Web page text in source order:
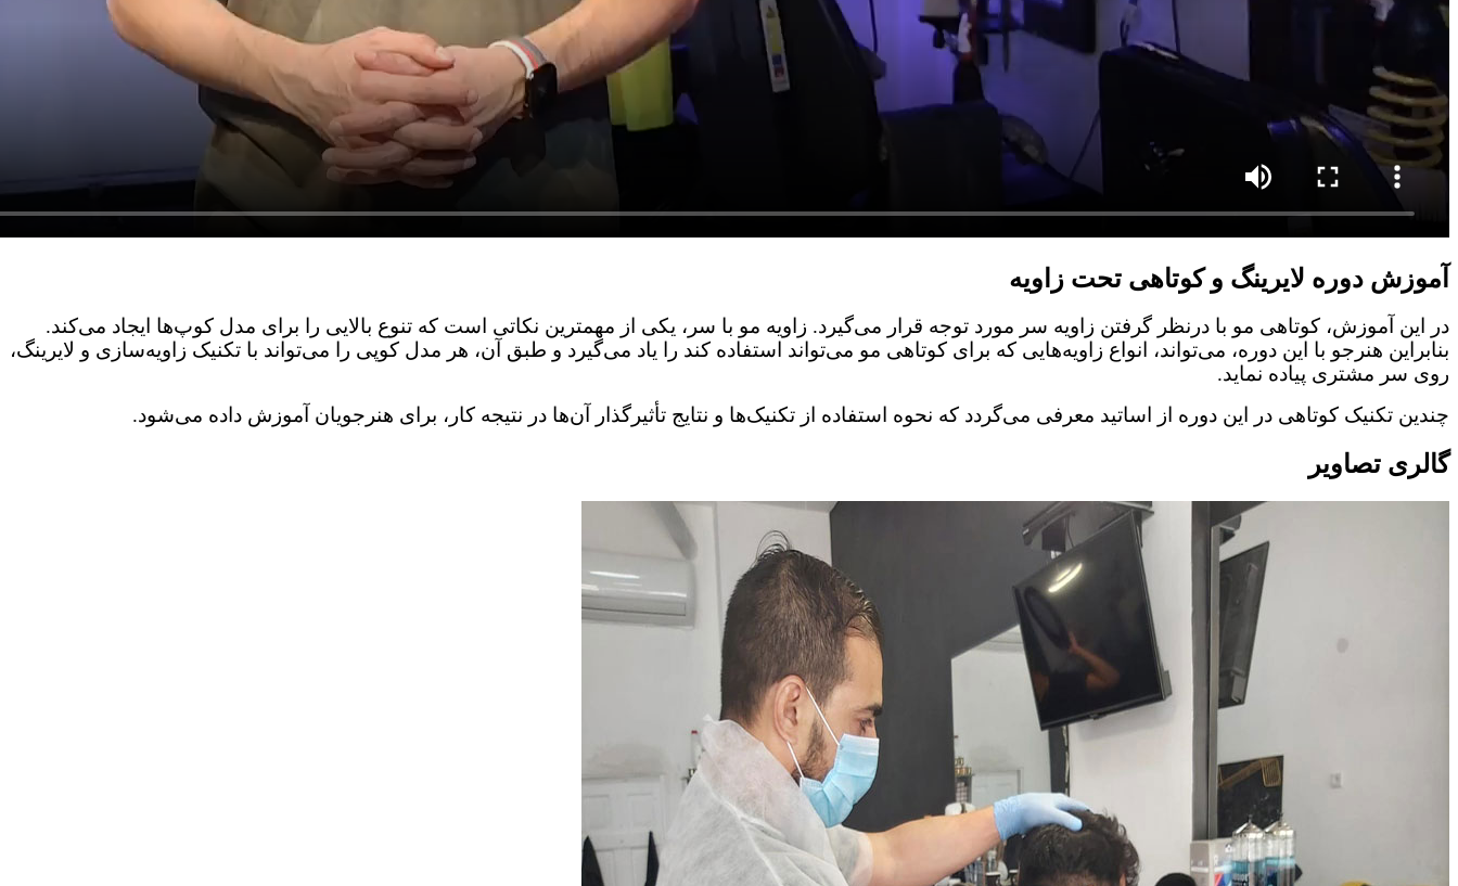
آموزش دوره لایرینگ و کوتاهی تحت زاویه
در این آموزش، کوتاهی مو با درنظر گرفتن زاویه سر مورد توجه قرار می‌گیرد. زاویه مو با سر، یکی از مهمترین نکاتی است که تنوع بالایی را برای مدل کوپ‌ها ایجاد می‌کند.
بنابراین هنرجو با این دوره، می‌تواند، انواع زاویه‌هایی که برای کوتاهی مو می‌تواند استفاده کند را یاد می‌گیرد و طبق آن، هر مدل کوپی را می‌تواند با تکنیک زاویه‌سازی و لایرینگ،
روی سر مشتری پیاده نماید.
چندین تکنیک کوتاهی در این دوره از اساتید معرفی می‌گردد که نحوه استفاده از تکنیک‌ها و نتایج تأثیرگذار آن‌ها در نتیجه کار، برای هنرجویان آموزش داده می‌شود.
گالری تصاویر